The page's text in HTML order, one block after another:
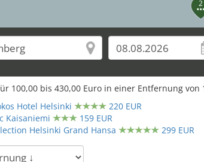
2
100,00 bis 430,00 Euro in einer Entfernung von
Hotel Helsinki
220 EUR
Kaisaniemi
159 EUR
Helsinki Grand Hansa
299 EUR